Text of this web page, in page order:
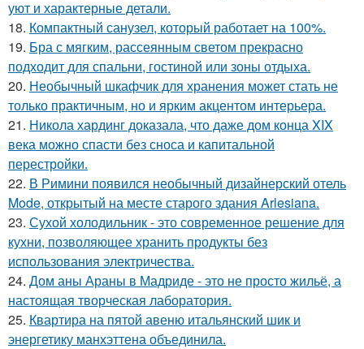
уют и характерные детали.
18. Компактный санузел, который работает на 100%.
19. Бра с мягким, рассеянным светом прекрасно
подходит для спальни, гостиной или зоны отдыха.
20. Необычный шкафчик для хранения может стать не
только практичным, но и ярким акцентом интерьера.
21. Никола хардинг доказала, что даже дом конца XIX
века можно спасти без сноса и капитальной
перестройки.
22. В Римини появился необычный дизайнерский отель
Mode, открытый на месте старого здания Arlesiana.
23. Сухой холодильник - это современное решение для
кухни, позволяющее хранить продукты без
использования электричества.
24. Дом аны Араны в Мадриде - это не просто жильё, а
настоящая творческая лаборатория.
25. Квартира на пятой авеню итальянский шик и
энергетику манхэттена объединила.